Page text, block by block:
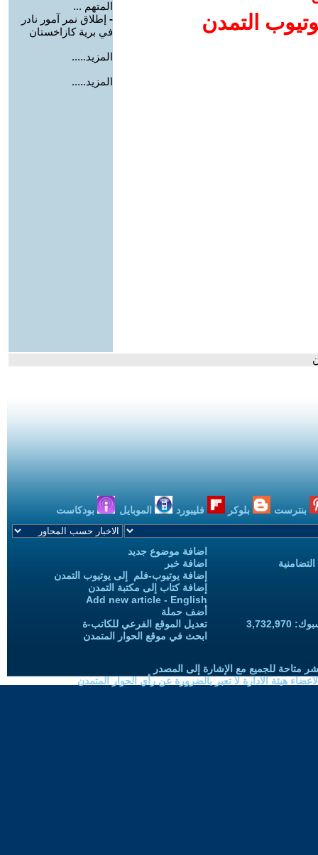
التمدن
المتهم ...
- إطلاق نمر آمور نادر
في برية كازاخستان
المزيد.....
المزيد.....
بنترست بلوكر فليبورد الموبايل بودكاست
اضافة موضوع جديد
اضافة خبر
إضافة يوتيوب-فلم إلى يوتيوب التمدن
إضافة كتاب إلى مكتبة التمدن
Add new article - English
أضف حملة
تعديل الموقع الفرعي للكاتب-ة
ابحث في موقع الحوار المتمدن
متاحة للجميع مع الإشارة إلى المصدر
هيئة الادارة لا تعبر بالضرورة عن رأي الحوار المتمدن